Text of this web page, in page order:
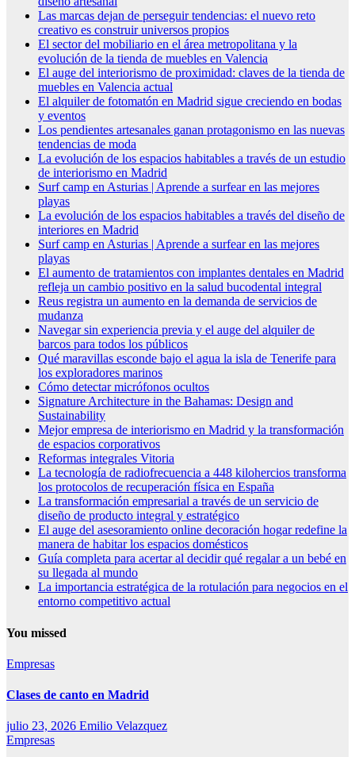
Las marcas dejan de perseguir tendencias: el nuevo reto
creativo es construir universos propios
El sector del mobiliario en el área metropolitana y la
evolución de la tienda de muebles en Valencia
El auge del interiorismo de proximidad: claves de la tienda de
muebles en Valencia actual
El alquiler de fotomatón en Madrid sigue creciendo en bodas
y eventos
Los pendientes artesanales ganan protagonismo en las nuevas
tendencias de moda
La evolución de los espacios habitables a través de un estudio
de interiorismo en Madrid
Surf camp en Asturias | Aprende a surfear en las mejores
playas
La evolución de los espacios habitables a través del diseño de
interiores en Madrid
Surf camp en Asturias | Aprende a surfear en las mejores
playas
El aumento de tratamientos con implantes dentales en Madrid
refleja un cambio positivo en la salud bucodental integral
Reus registra un aumento en la demanda de servicios de
mudanza
Navegar sin experiencia previa y el auge del alquiler de
barcos para todos los públicos
Qué maravillas esconde bajo el agua la isla de Tenerife para
los exploradores marinos
Cómo detectar micrófonos ocultos
Signature Architecture in the Bahamas: Design and
Sustainability
Mejor empresa de interiorismo en Madrid y la transformación
de espacios corporativos
Reformas integrales Vitoria
La tecnología de radiofrecuencia a 448 kilohercios transforma
los protocolos de recuperación física en España
La transformación empresarial a través de un servicio de
diseño de producto integral y estratégico
El auge del asesoramiento online decoración hogar redefine la
manera de habitar los espacios domésticos
Guía completa para acertar al decidir qué regalar a un bebé en
su llegada al mundo
La importancia estratégica de la rotulación para negocios en el
entorno competitivo actual
You missed
Empresas
Clases de canto en Madrid
julio 23, 2026 Emilio Velazquez
Empresas